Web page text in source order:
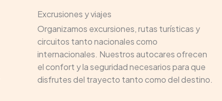
Excrusiones y viajes
Organizamos excursiones, rutas turísticas y
circuitos tanto nacionales como
internacionales. Nuestros autocares ofrecen
el confort y la seguridad necesarios para que
disfrutes del trayecto tanto como del destino.